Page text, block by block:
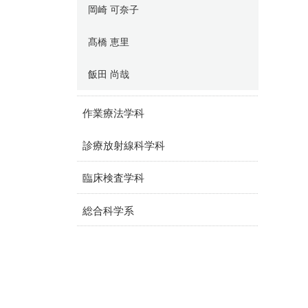
岡崎 可奈子
髙橋 恵里
飯田 尚哉
作業療法学科
診療放射線科学科
臨床検査学科
総合科学系